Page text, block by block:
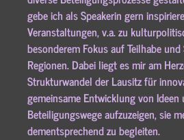
gebe ich als Speakerin gern
Veranstaltungen, v.a. zu
besonderem Fokus auf Teilhabe
Regionen. Dabei liegt es mir am
Strukturwandel der Lausitz für
gemeinsame Entwicklung von
Beteiligungswege aufzuzeigen, sie
dementsprechend zu begleiten.